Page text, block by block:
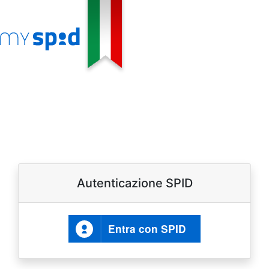
Autenticazione SPID
Entra con SPID